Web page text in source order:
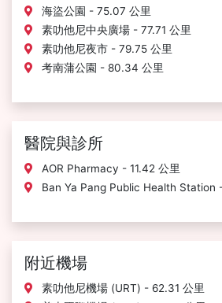
海盜公園 - 75.07 公里
素叻他尼中央廣場 - 77.71 公里
素叻他尼夜市 - 79.75 公里
考南蒲公園 - 80.34 公里
醫院與診所
AOR Pharmacy - 11.42 公里
Ban Ya Pang Public Health Station
附近機場
素叻他尼機場 (URT) - 62.31 公里